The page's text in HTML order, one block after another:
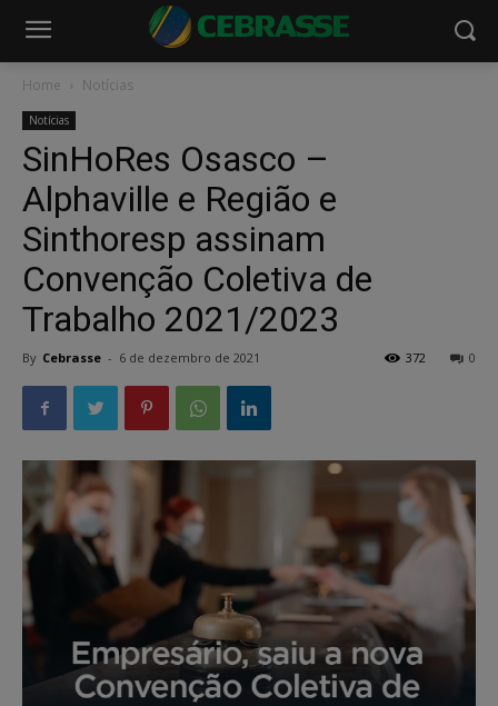
Home Notícias
Notícias
SinHoRes Osasco –
Alphaville e Região e
Sinthoresp assinam
Convenção Coletiva de
Trabalho 2021/2023
By Cebrasse - 6 de dezembro de 2021 0
372